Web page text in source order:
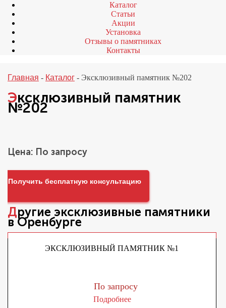
Каталог
Статьи
Акции
Установка
Отзывы о памятниках
Контакты
Главная - Каталог - Эксклюзивный памятник №202
Эксклюзивный памятник
№202
Цена: По запросу
Получить бесплатную консультацию
Другие эксклюзивные памятники
в Оренбурге
ЭКСКЛЮЗИВНЫЙ ПАМЯТНИК №1
По запросу
Подробнее